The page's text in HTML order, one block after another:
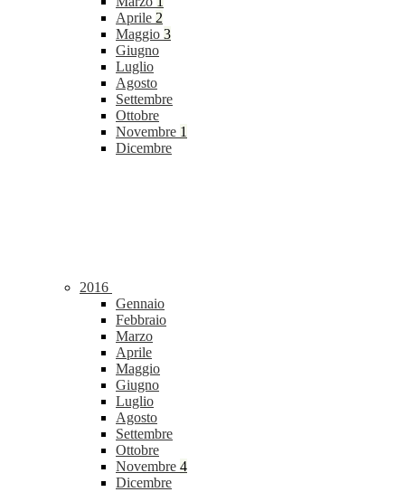
Aprile 2
Maggio 3
Giugno
Luglio
Agosto
Settembre
Ottobre
Novembre 1
Dicembre
2016
Gennaio
Febbraio
Marzo
Aprile
Maggio
Giugno
Luglio
Agosto
Settembre
Ottobre
Novembre 4
Dicembre